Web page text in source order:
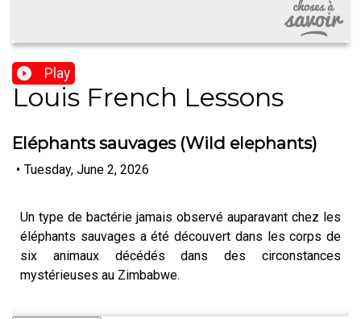
Play
Louis French Lessons
Eléphants sauvages (Wild elephants)
• Tuesday, June 2, 2026
Un type de bactérie jamais observé auparavant chez les
éléphants sauvages a été découvert dans les corps de
six animaux décédés dans des circonstances
mystérieuses au Zimbabwe.